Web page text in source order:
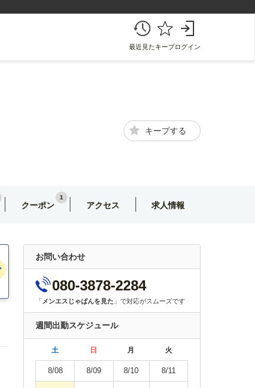
最近見たキープログイン
キープする
クーポン
1
アクセス 求人情報
お問い合わせ
080-3878-2284
「 メンエスじゃぱんを見た 」で対応がスムーズです
週間出勤スケジュール
土
8/08
日
8/09
月
8/10
火
8/11